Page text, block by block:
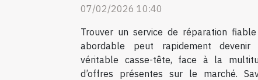
07/02/2026 10:40
Trouver un service de réparation
abordable peut rapidement devenir
véritable casse-tête, face à la
d’offres présentes sur le marché.